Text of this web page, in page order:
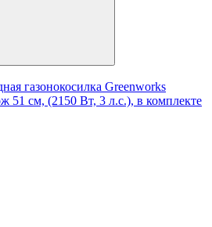
газонокосилка Greenworks
51 см, (2150 Вт, 3 л.с.), в комплекте